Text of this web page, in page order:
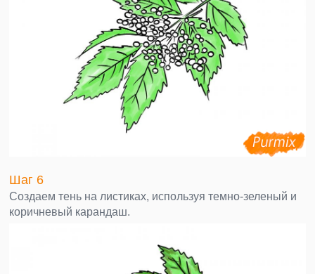
Шаг 6
Создаем тень на листиках, используя темно-зеленый и
коричневый карандаш.